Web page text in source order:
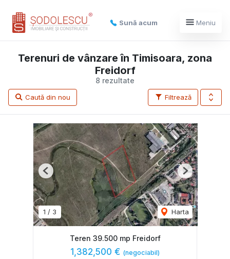
Sună acum Meniu
8 rezultate
Terenuri de vânzare în Timisoara, zona
Freidorf
Filtrează
Caută din nou
1 / 3 Harta
Previous Next
Teren 39.500 mp Freidorf
1,382,500 € (negociabil)